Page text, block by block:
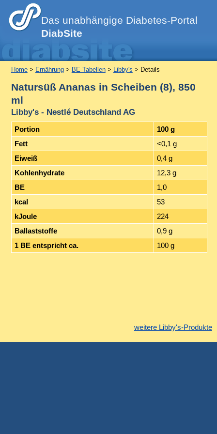
Das unabhängige Diabetes-Portal
DiabSite
Home> Ernährung> BE-Tabellen> Libby's > Details
Natursüß Ananas in Scheiben (8), 850
ml
Libby's - Nestlé Deutschland AG
Portion
100 g
Fett
<0,1 g
Eiweiß
0,4 g
Kohlenhydrate
12,3 g
BE
1,0
kcal
53
kJoule
224
Ballaststoffe
0,9 g
1 BE entspricht ca.
100 g
weitere Libby's-Produkte